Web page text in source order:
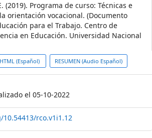
(2019). Programa de curso: Técnicas e
orientación vocacional. (Documento
para el Trabajo. Centro de
en Educación. Universidad Nacional
HTML (Español) RESUMEN (Audio Español)
el 05-10-2022
rco.v1i1.12